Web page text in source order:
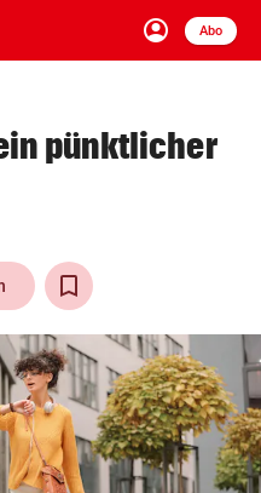
account_circle
Anmelden
Abo
close Schließen
arrow_right
pünktlicher